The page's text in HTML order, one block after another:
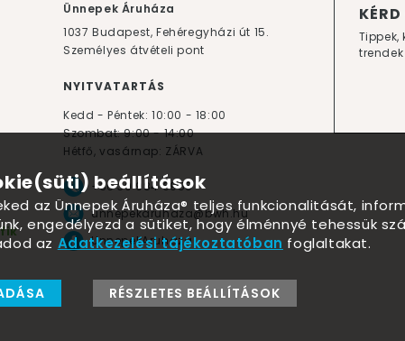
Ünnepek Áruháza
1037 Budapest, Fehéregyházi út 15.
Személyes átvételi pont
NYITVATARTÁS
Kedd - Péntek: 10:00 - 18:00
Szombat: 9:00 - 14:00
Hétfő, vasárnap: ZÁRVA
+36 30 984 6955
unnepekaruhaza@bwh.hu
UnnepekAruhaza
beállítások
az Ünnepek Áruháza® teljes funkcionalitását,
engedélyezd a sütiket, hogy élménnyé tehessük
az Adatkezelési tájékoztatóban foglaltakat.
RÉSZLETES BEÁLLÍTÁSOK